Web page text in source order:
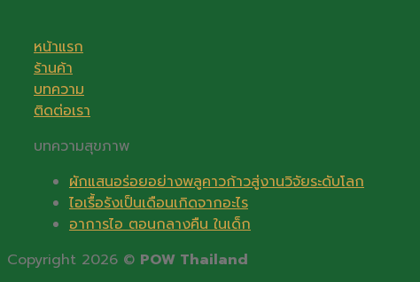
หน้าแรก
ร้านค้า
บทความ
ติดต่อเรา
บทความสุขภาพ
ผักแสนอร่อยอย่างพลูคาวก้าวสู่งานวิจัยระดับโลก
ไอเรื้อรังเป็นเดือนเกิดจากอะไร
อาการไอ ตอนกลางคืน ในเด็ก
Copyright 2026 © POW Thailand